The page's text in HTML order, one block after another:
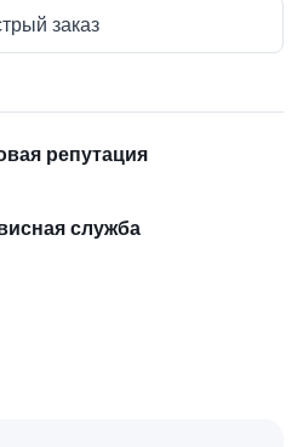
заказ
репутация
служба